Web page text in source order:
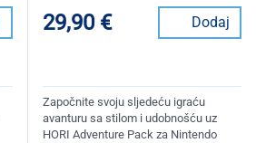
29,90 € Dodaj
Započnite svoju sljedeću igraću
avanturu sa stilom i udobnošću uz
HORI Adventure Pack za Nintendo